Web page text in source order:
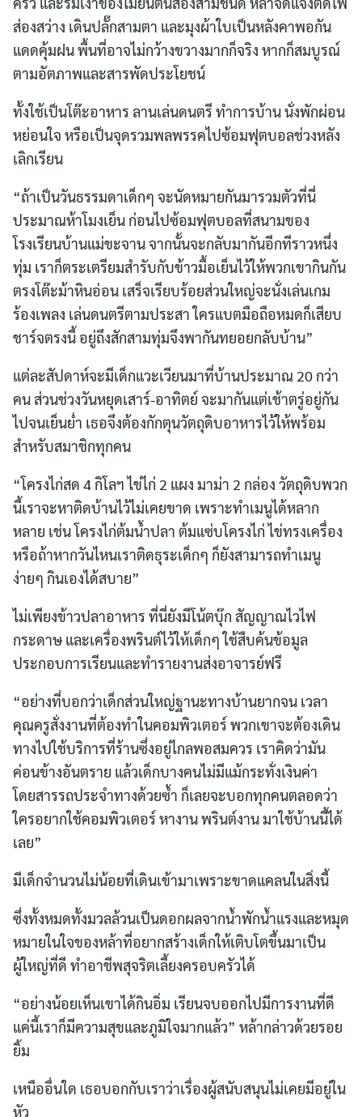
ส่องสว่าง เดินปลั๊กสามตา และมุงผ้าใบเป็นหลังคาพอกัน
แดดคุ้มฝน พื้นที่อาจไม่กว้างขวางมากก็จริง หากก็สมบูรณ์
ตามอัตภาพและสารพัดประโยชน์
ทั้งใช้เป็นโต๊ะอาหาร ลานเล่นดนตรี ทำการบ้าน นั่งพักผ่อน
หย่อนใจ หรือเป็นจุดรวมพลพรรคไปซ้อมฟุตบอลช่วงหลัง
เลิกเรียน
“ถ้าเป็นวันธรรมดาเด็กๆ จะนัดหมายกันมารวมตัวที่นี่
ประมาณห้าโมงเย็น ก่อนไปซ้อมฟุตบอลที่สนามของ
โรงเรียนบ้านแม่ขะจาน จากนั้นจะกลับมากันอีกทีราวหนึ่ง
ทุ่ม เราก็ตระเตรียมสำรับกับข้าวมื้อเย็นไว้ให้พวกเขากินกัน
ตรงโต๊ะม้าหินอ่อน เสร็จเรียบร้อยส่วนใหญ่จะนั่งเล่นเกม
ร้องเพลง เล่นดนตรีตามประสา ใครแบตมือถือหมดก็เสียบ
ชาร์จตรงนี้ อยู่ถึงสักสามทุ่มจึงพากันทยอยกลับบ้าน”
แต่ละสัปดาห์จะมีเด็กแวะเวียนมาที่บ้านประมาณ 20 กว่า
คน ส่วนช่วงวันหยุดเสาร์-อาทิตย์ จะมากันแต่เช้าตรู่อยู่กัน
ไปจนเย็นย่ำ เธอจึงต้องกักตุนวัตถุดิบอาหารไว้ให้พร้อม
สำหรับสมาชิกทุกคน
“โครงไก่สด 4 กิโลฯ ไข่ไก่ 2 แผง มาม่า 2 กล่อง วัตถุดิบพวก
นี้เราจะหาติดบ้านไว้ไม่เคยขาด เพราะทำเมนูได้หลาก
หลาย เช่น โครงไก่ต้มน้ำปลา ต้มแซ่บโครงไก่ ไข่ทรงเครื่อง
หรือถ้าหากวันไหนเราติดธุระเด็กๆ ก็ยังสามารถทำเมนู
ง่ายๆ กินเองได้สบาย”
ไม่เพียงข้าวปลาอาหาร ที่นี่ยังมีโน้ตบุ๊ก สัญญาณไวไฟ
กระดาษ และเครื่องพรินต์ไว้ให้เด็กๆ ใช้สืบค้นข้อมูล
ประกอบการเรียนและทำรายงานส่งอาจารย์ฟรี
“อย่างที่บอกว่าเด็กส่วนใหญ่ฐานะทางบ้านยากจน เวลา
คุณครูสั่งงานที่ต้องทำในคอมพิวเตอร์ พวกเขาจะต้องเดิน
ทางไปใช้บริการที่ร้านซึ่งอยู่ไกลพอสมควร เราคิดว่ามัน
ค่อนข้างอันตราย แล้วเด็กบางคนไม่มีแม้กระทั่งเงินค่า
โดยสารรถประจำทางด้วยซ้ำ ก็เลยจะบอกทุกคนตลอดว่า
ใครอยากใช้คอมพิวเตอร์ หางาน พรินต์งาน มาใช้บ้านนี้ได้
เลย”
มีเด็กจำนวนไม่น้อยที่เดินเข้ามาเพราะขาดแคลนในสิ่งนี้
ซึ่งทั้งหมดทั้งมวลล้วนเป็นดอกผลจากน้ำพักน้ำแรงและหมุด
หมายในใจของหล้าที่อยากสร้างเด็กให้เติบโตขึ้นมาเป็น
ผู้ใหญ่ที่ดี ทำอาชีพสุจริตเลี้ยงครอบครัวได้
“อย่างน้อยเห็นเขาได้กินอิ่ม เรียนจบออกไปมีการงานที่ดี
แค่นี้เราก็มีความสุขและภูมิใจมากแล้ว” หล้ากล่าวด้วยรอย
ยิ้ม
เหนืออื่นใด เธอบอกกับเราว่าเรื่องผู้สนับสนุนไม่เคยมีอยู่ใน
หัว